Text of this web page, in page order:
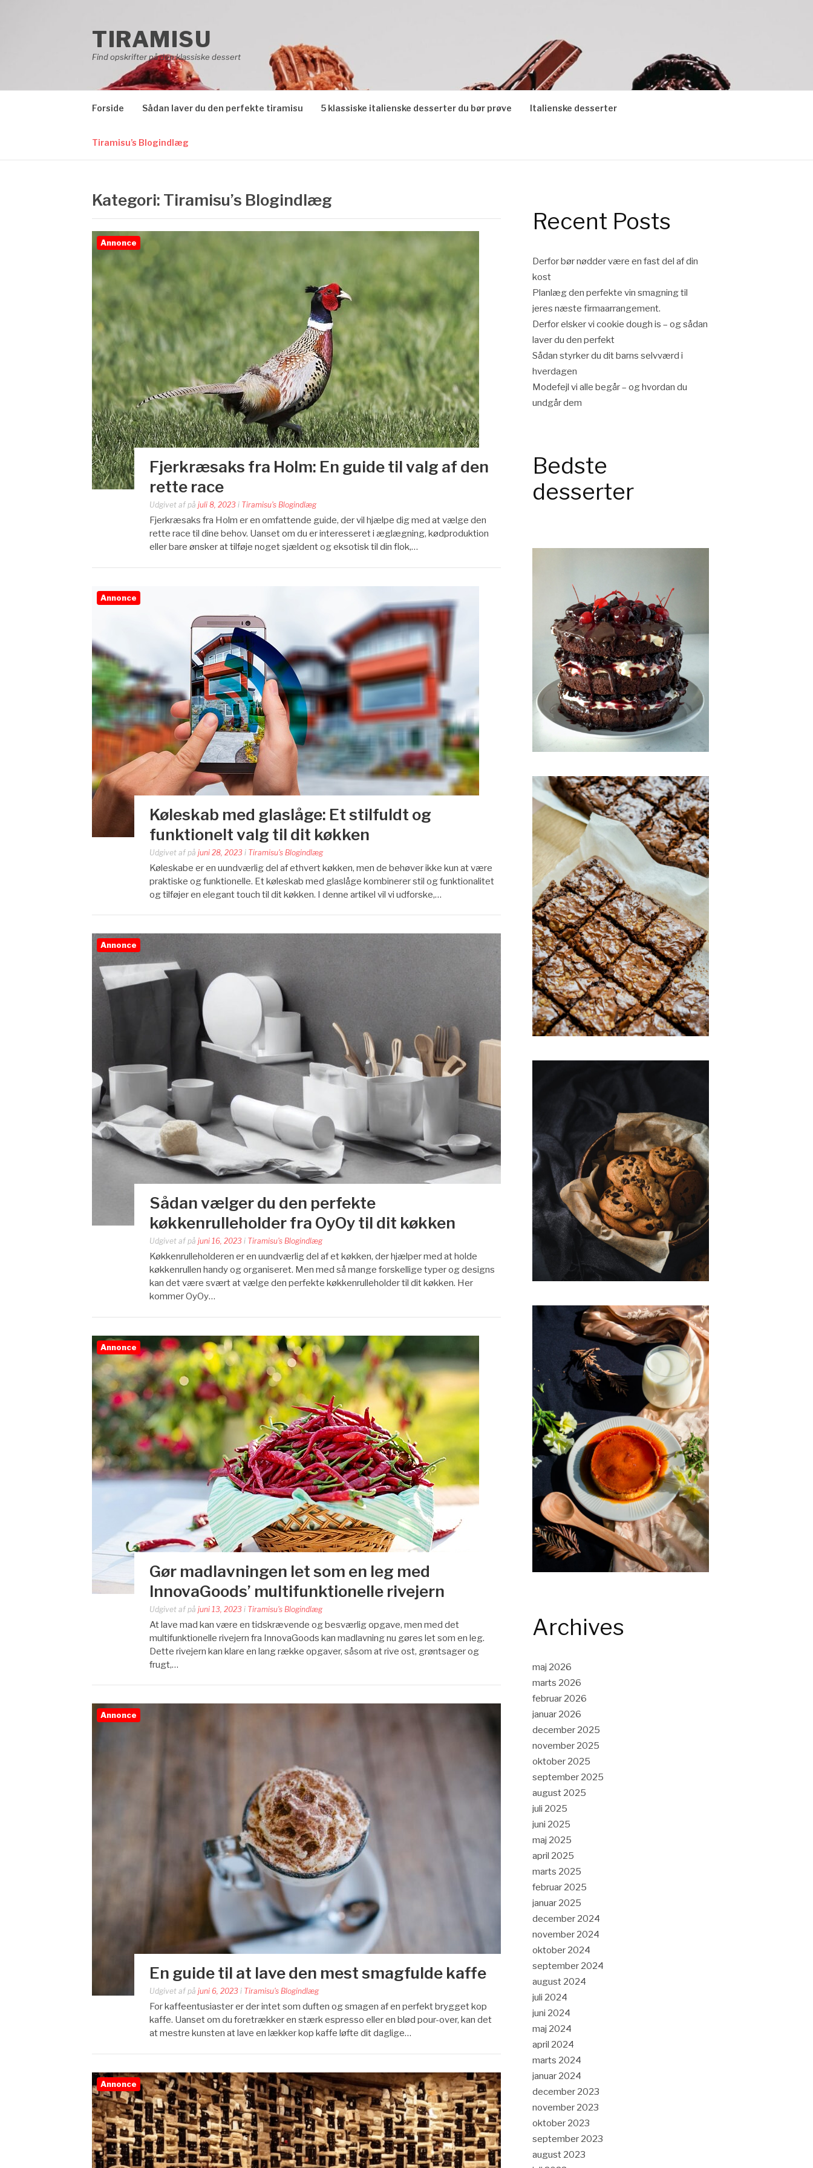
TIRAMISU
Find opskrifter på den klassiske dessert
Forside Sådan laver du den perfekte tiramisu 5 klassiske italienske desserter du bør prøve Italienske desserter
Tiramisu’s Blogindlæg
Kategori: Tiramisu’s Blogindlæg
Annonce
Fjerkræsaks fra Holm: En guide til valg af den
rette race
Udgivet af på juli 8, 2023 i Tiramisu's Blogindlæg
Fjerkræsaks fra Holm er en omfattende guide, der vil hjælpe dig med at vælge den
rette race til dine behov. Uanset om du er interesseret i æglægning, kødproduktion
eller bare ønsker at tilføje noget sjældent og eksotisk til din flok,…
Annonce
Køleskab med glaslåge: Et stilfuldt og
funktionelt valg til dit køkken
Udgivet af på juni 28, 2023 i Tiramisu's Blogindlæg
Køleskabe er en uundværlig del af ethvert køkken, men de behøver ikke kun at være
praktiske og funktionelle. Et køleskab med glaslåge kombinerer stil og funktionalitet
og tilføjer en elegant touch til dit køkken. I denne artikel vil vi udforske,…
Annonce
Sådan vælger du den perfekte
køkkenrulleholder fra OyOy til dit køkken
Udgivet af på juni 16, 2023 i Tiramisu's Blogindlæg
Køkkenrulleholderen er en uundværlig del af et køkken, der hjælper med at holde
køkkenrullen handy og organiseret. Men med så mange forskellige typer og designs
kan det være svært at vælge den perfekte køkkenrulleholder til dit køkken. Her
kommer OyOy…
Annonce
Gør madlavningen let som en leg med
InnovaGoods’ multifunktionelle rivejern
Udgivet af på juni 13, 2023 i Tiramisu's Blogindlæg
At lave mad kan være en tidskrævende og besværlig opgave, men med det
multifunktionelle rivejern fra InnovaGoods kan madlavning nu gøres let som en leg.
Dette rivejern kan klare en lang række opgaver, såsom at rive ost, grøntsager og
frugt,…
Annonce
En guide til at lave den mest smagfulde kaffe
Udgivet af på juni 6, 2023 i Tiramisu's Blogindlæg
For kaffeentusiaster er der intet som duften og smagen af en perfekt brygget kop
kaffe. Uanset om du foretrækker en stærk espresso eller en blød pour-over, kan det
at mestre kunsten at lave en lækker kop kaffe løfte dit daglige…
Annonce
Recent Posts
Derfor bør nødder være en fast del af din
kost
Planlæg den perfekte vin smagning til
jeres næste firmaarrangement.
Derfor elsker vi cookie dough is – og sådan
laver du den perfekt
Sådan styrker du dit barns selvværd i
hverdagen
Modefejl vi alle begår – og hvordan du
undgår dem
Bedste
desserter
Archives
maj 2026
marts 2026
februar 2026
januar 2026
december 2025
november 2025
oktober 2025
september 2025
august 2025
juli 2025
juni 2025
maj 2025
april 2025
marts 2025
februar 2025
januar 2025
december 2024
november 2024
oktober 2024
september 2024
august 2024
juli 2024
juni 2024
maj 2024
april 2024
marts 2024
januar 2024
december 2023
november 2023
oktober 2023
september 2023
august 2023